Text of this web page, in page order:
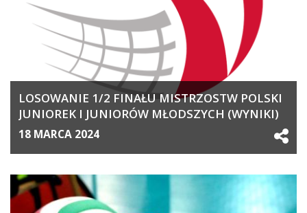
LOSOWANIE 1/2 FINAŁU MISTRZOSTW POLSKI
JUNIOREK I JUNIORÓW MŁODSZYCH (WYNIKI)
18 MARCA 2024